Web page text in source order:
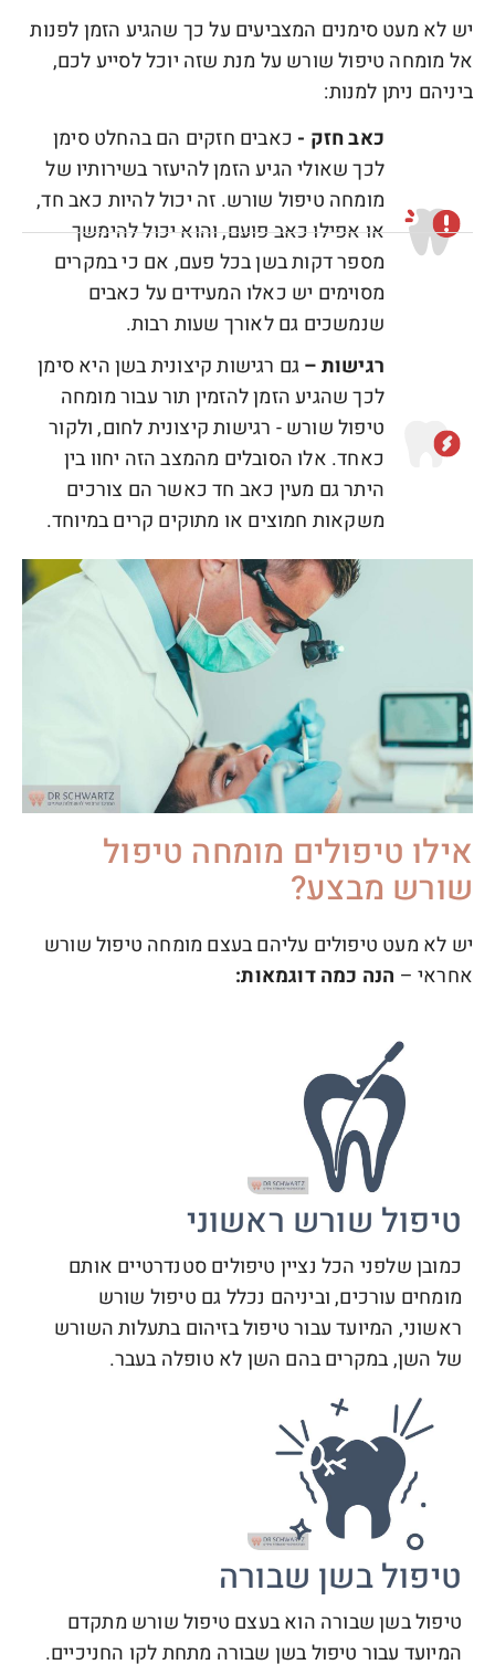
יש לא מעט סימנים המצביעים על כך שהגיע הזמן לפנות
אל מומחה טיפול שורש על מנת שזה יוכל לסייע לכם,
ביניהם ניתן למנות:
כאב חזק - כאבים חזקים הם בהחלט סימן
לכך שאולי הגיע הזמן להיעזר בשירותיו של
מומחה טיפול שורש. זה יכול להיות כאב חד,
או אפילו כאב פועם, והוא יכול להימשך
מספר דקות בשן בכל פעם, אם כי במקרים
מסוימים יש כאלו המעידים על כאבים
שנמשכים גם לאורך שעות רבות.
רגישות –גם רגישות קיצונית בשן היא סימן
לכך שהגיע הזמן להזמין תור עבור מומחה
טיפול שורש - רגישות קיצונית לחום, ולקור
כאחד. אלו הסובלים מהמצב הזה יחוו בין
היתר גם מעין כאב חד כאשר הם צורכים
משקאות חמוצים או מתוקים קרים במיוחד.
אילו טיפולים מומחה טיפול
שורש מבצע?
יש לא מעט טיפולים עליהם בעצם מומחה טיפול שורש
אחראי – הנה כמה דוגמאות:
טיפול שורש ראשוני
כמובן שלפני הכל נציין טיפולים סטנדרטיים אותם
מומחים עורכים, וביניהם נכלל גם טיפול שורש
ראשוני, המיועד עבור טיפול בזיהום בתעלות השורש
של השן, במקרים בהם השן לא טופלה בעבר.
טיפול בשן שבורה
טיפול בשן שבורה הוא בעצם טיפול שורש מתקדם
המיועד עבור טיפול בשן שבורה מתחת לקו החניכיים.